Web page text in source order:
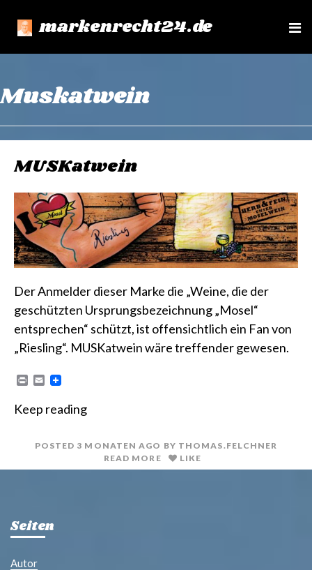
markenrecht24.de
e
Muskatwein
MUSKatwein
Der Anmelder dieser Marke die „Weine, die der
geschützten Ursprungsbezeichnung „Mosel“
entsprechen“ schützt, ist offensichtlich ein Fan von
„Riesling“. MUSKatwein wäre treffender gewesen.
P
n
E
i
Keep reading
POSTED 3 MONATEN AGO BY THOMAS.FELCHNER
READ MORE
LIKE
Seiten
Autor